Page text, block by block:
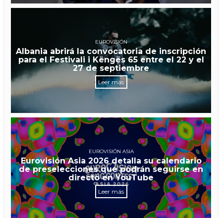
EUROVISIÓN
Albania abrirá la convocatoria de inscripción
para el Festivali i Këngës 65 entre el 22 y el
27 de septiembre
Leer más
EUROVISIÓN ASIA
Eurovisión Asia 2026 detalla su calendario
de preselecciones que podrán seguirse en
directo en YouTube
Leer más